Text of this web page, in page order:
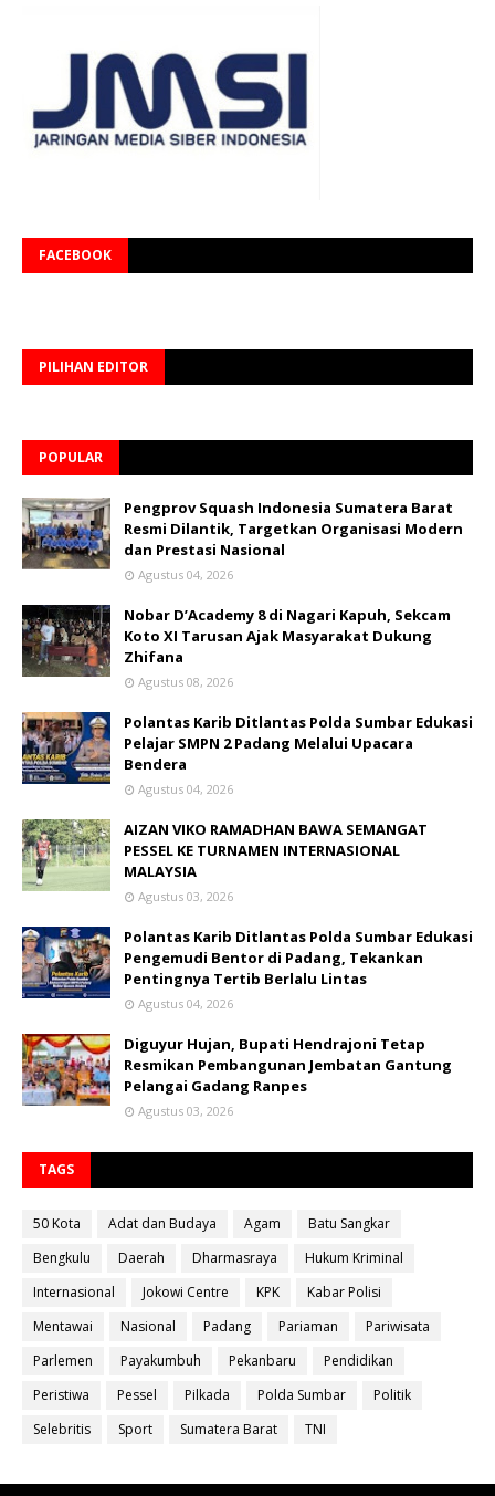
FACEBOOK
PILIHAN EDITOR
POPULAR
Pengprov Squash Indonesia Sumatera Barat
Resmi Dilantik, Targetkan Organisasi Modern
dan Prestasi Nasional
Agustus 04, 2026
Nobar D’Academy 8 di Nagari Kapuh, Sekcam
Koto XI Tarusan Ajak Masyarakat Dukung
Zhifana
Agustus 08, 2026
Polantas Karib Ditlantas Polda Sumbar Edukasi
Pelajar SMPN 2 Padang Melalui Upacara
Bendera
Agustus 04, 2026
AIZAN VIKO RAMADHAN BAWA SEMANGAT
PESSEL KE TURNAMEN INTERNASIONAL
MALAYSIA
Agustus 03, 2026
Polantas Karib Ditlantas Polda Sumbar Edukasi
Pengemudi Bentor di Padang, Tekankan
Pentingnya Tertib Berlalu Lintas
Agustus 04, 2026
Diguyur Hujan, Bupati Hendrajoni Tetap
Resmikan Pembangunan Jembatan Gantung
Pelangai Gadang Ranpes
Agustus 03, 2026
TAGS
50 Kota Adat dan Budaya Agam
Batu Sangkar
Bengkulu
Daerah Dharmasraya
Hukum Kriminal
Internasional
Jokowi Centre KPK
Kabar Polisi
Mentawai
Nasional Padang Pariaman
Pariwisata
Parlemen
Payakumbuh Pekanbaru
Pendidikan
Peristiwa
Pessel Pilkada Polda Sumbar
Politik
Selebritis
Sport Sumatera Barat TNI